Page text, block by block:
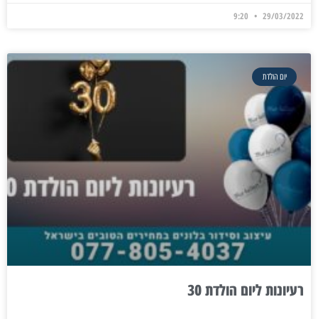
29/03/2022
יום הולדת
רעיונות ליום הולדת 30